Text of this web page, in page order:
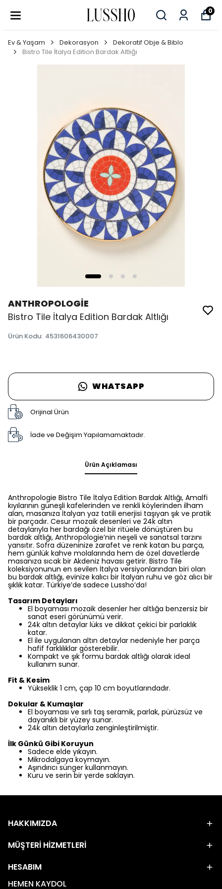
0
Ev & Yaşam Dekorasyon
Dekoratif Obje & Biblo
Bistro Tile İtalya Edition Bardak Altlığı
ANTHROPOLOGİE
Bistro Tile İtalya Edition Bardak Altlığı
Ürün Kodu: 4531606430007
WHATSAPP
Orijinal Ürün
İade ve Değişim Yapılamamaktadır.
Ürün Açıklaması
Anthropologie Bistro Tile İtalya Edition Bardak Altlığı, Amalfi
kıyılarının güneşli kafelerinden ve renkli köylerinden ilham
alan, masanıza İtalyan yaz tatili enerjisi taşıyan şık ve pratik
bir parçadır. Cesur mozaik desenleri ve 24k altın
detaylarıyla her bardağı özel bir ritüele dönüştüren bu
bardak altlığı, Anthropologie’nin neşeli ve sanatsal tarzını
yansıtır. Sofra düzeninize zarafet ve renk katan bu parça,
hem günlük kahve molalarında hem de özel davetlerde
masanıza sıcak bir Akdeniz havası getirir. Bistro Tile
koleksiyonunun en sevilen İtalya versiyonlarından biri olan
bu bardak altlığı, evinize kalıcı bir İtalyan ruhu ve göz alıcı bir
şıklık katar. Türkiye’de sadece Lussho’da!
Tasarım Detayları
El boyaması mozaik desenler her altlığa benzersiz bir
sanat eseri görünümü verir.
24k altın detaylar lüks ve dikkat çekici bir parlaklık
katar.
El ile uygulanan altın detaylar nedeniyle her parça
hafif farklılıklar gösterebilir.
Kompakt ve şık formu bardak altlığı olarak ideal
kullanım sunar.
Fit & Kesim
Yükseklik 1 cm, çap 10 cm boyutlarındadır.
Dokular & Kumaşlar
El boyaması ve sırlı taş seramik, parlak, pürüzsüz ve
dayanıklı bir yüzey sunar.
24k altın detaylarla zenginleştirilmiştir.
İlk Günkü Gibi Koruyun
Sadece elde yıkayın.
Mikrodalgaya koymayın.
Aşındırıcı sünger kullanmayın.
Kuru ve serin bir yerde saklayın.
HAKKIMIZDA
MÜŞTERİ HİZMETLERİ
HESABIM
HEMEN KAYDOL